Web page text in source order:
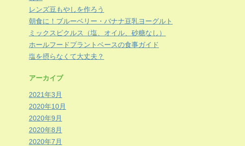
レンズ豆もやしを作ろう
朝食に！ブルーベリー・バナナ豆乳ヨーグルト
ミックスピクルス（塩、オイル、砂糖なし）
ホールフードプラントベースの食事ガイド
塩を摂らなくて大丈夫？
アーカイブ
2021年3月
2020年10月
2020年9月
2020年8月
2020年7月